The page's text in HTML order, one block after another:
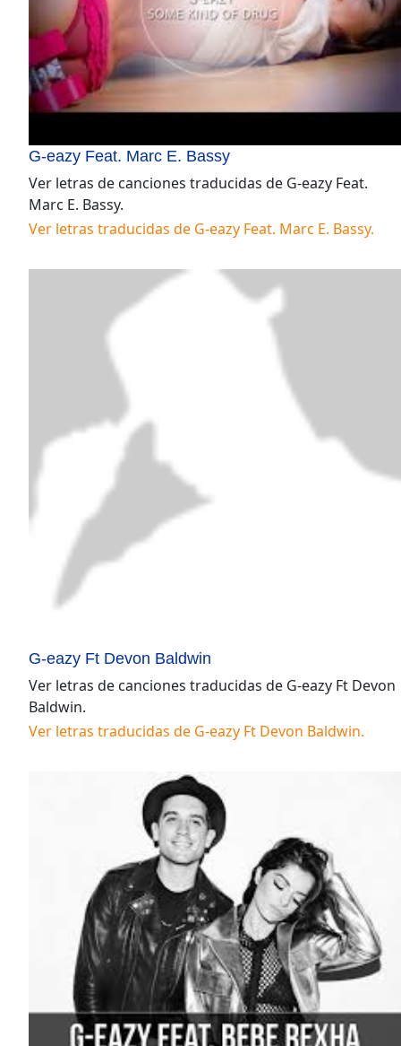
G-eazy Feat. Marc E. Bassy
Ver letras de canciones traducidas de G-eazy Feat.
Marc E. Bassy.
Ver letras traducidas de G-eazy Feat. Marc E. Bassy.
G-eazy Ft Devon Baldwin
Ver letras de canciones traducidas de G-eazy Ft Devon
Baldwin.
Ver letras traducidas de G-eazy Ft Devon Baldwin.